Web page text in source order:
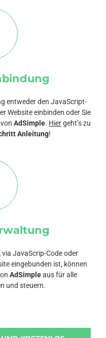
entweder den JavaScript-
Website einbinden oder Sie
von AdSimple. Hiergeht’s zu
Anleitung!
via JavaScrip-Code oder
eingebunden ist, können
AdSimpleaus für alle
und steuern.